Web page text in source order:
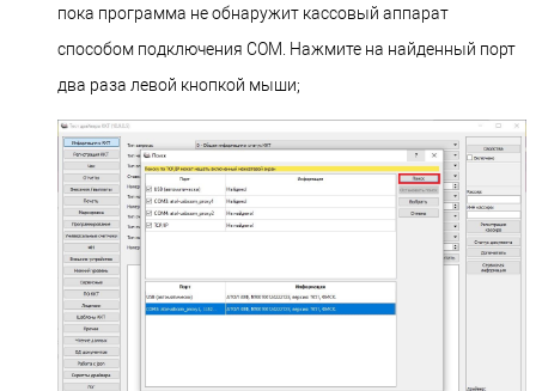
пока программа не обнаружит кассовый аппарат
способом подключения COM. Нажмите на найденный порт
два раза левой кнопкой мыши;